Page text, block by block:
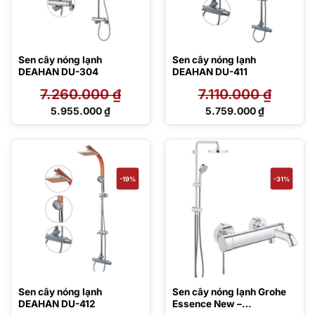
Sen cây nóng lạnh
DEAHAN DU-304
7.260.000₫
Giá
7.260.000 ₫.
5.955.000₫
Giá
tại
là:
5.955.000 ₫.
Sen cây nóng lạnh
DEAHAN DU-411
7.110.000₫
Giá
5.759.000₫
Giá
5.759.000 ₫.
-19%
Sen cây nóng lạnh
DEAHAN DU-412
-31%
Sen cây nóng lạnh Grohe
Essence New –